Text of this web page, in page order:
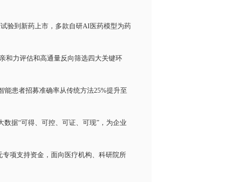
验到新药上市，多款自研AI医药模型为药
和力评估和高通量反向筛选四大关键环
患者招募准确率从传统方法25%提升至
据“可得、可控、可证、可现”，为企业
项支持资金，面向医疗机构、科研院所